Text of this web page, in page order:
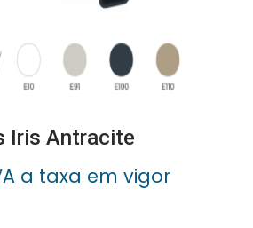
Iris Antracite
a taxa em vigor